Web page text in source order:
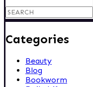
Categories
Beauty
Blog
Bookworm